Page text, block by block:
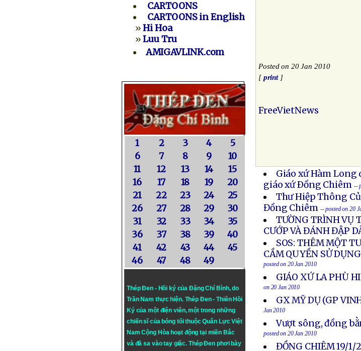
CARTOONS
CARTOONS in English
»Hi Hoa
»Luu Tru
AMIGAVLINK.com
1 2 3 4
5
6
7 8 9
10
11
12 13 14
15
16
17 18 19
20
21
22 23 24
25
26
27 28 29
30
31
32 33 34
35
36
37 38 39
40
41
42 43 44
45
46
47 48 49
Thép Đen - Hồi ký của Đặng Chí Bình, do
Trần Nam thực hiện. Thép Đen- Thiên Hồi
Ký của một điện viên, một trong những
chiến sĩ của bóng tối thuộc Quân Lực Việt
Nam Cộng Hòa hoạt động tại miền Bắc
và đã sa vào tay giặc. Thép Đen phơi bày
Posted on 20 Jan 2010
[print]
FreeVietNews
Giáo xứ Hàm
giáo xứ Ðồng Chiêm --
Thư Hiệp Thông
Đồng Chiêm -- posted on 20
TƯỜNG TRÌNH VỤ
CƯỚP VÀ ĐÁNH ĐẬP
SOS: THÊM MỘT
CẦM QUYỀN SỬ
posted on 20 Jan 2010
GIÁO XỨ LA PHÙ
on 20 Jan 2010
GX MỸ DỤ (GP
Jan 2010
Vượt sông, đồng
posted on 20 Jan 2010
ĐỒNG CHIÊM 19/1/